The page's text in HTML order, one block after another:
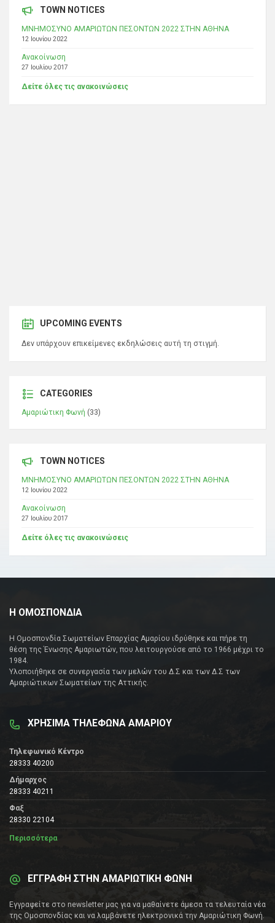
TOWN NOTICES
ΜΝΗΜΟΣΥΝΟ ΑΜΑΡΙΩΤΩΝ ΠΕΣΟΝΤΩΝ 2022 ΣΤΗΝ ΑΘΗΝΑ
12 Ιουνίου 2022
Ανακοίνωση
27 Ιουλίου 2017
Δείτε όλες τις ανακοινώσεις
UPCOMING EVENTS
Δεν υπάρχουν επικείμενες εκδηλώσεις αυτή τη στιγμή.
CATEGORIES
Αμαριώτικη Φωνή (33)
TOWN NOTICES
ΜΝΗΜΟΣΥΝΟ ΑΜΑΡΙΩΤΩΝ ΠΕΣΟΝΤΩΝ 2022 ΣΤΗΝ ΑΘΗΝΑ
12 Ιουνίου 2022
Ανακοίνωση
27 Ιουλίου 2017
Δείτε όλες τις ανακοινώσεις
Η ΟΜΟΣΠΟΝΔΙΑ
Η Ομοσπονδία Σωματείων Επαρχίας Αμαρίου ιδρύθηκε και πήρε τη
θέση της Ένωσης Αμαριωτών, που λειτουργούσε από το 1966 μέχρι το
1984.
Υλοποιήθηκε σε συνεργασία των μελών του Δ.Σ και των Δ.Σ των
Αμαριώτικων Σωματείων της Αττικής.
ΧΡΗΣΙΜΑ ΤΗΛΕΦΩΝΑ ΑΜΑΡΙΟΥ
Τηλεφωνικό Κέντρο
28333 40200
Δήμαρχος
28333 40211
Φαξ
28330 22104
Περισσότερα
ΕΓΓΡΑΦΗ ΣΤΗΝ ΑΜΑΡΙΩΤΙΚΗ ΦΩΝΗ
Εγγραφείτε στο newsletter μας για να μαθαίνετε άμεσα τα τελευταία νέα
της Ομοσπονδίας και να λαμβάνετε ηλεκτρονικά την Αμαριώτικη Φωνή.